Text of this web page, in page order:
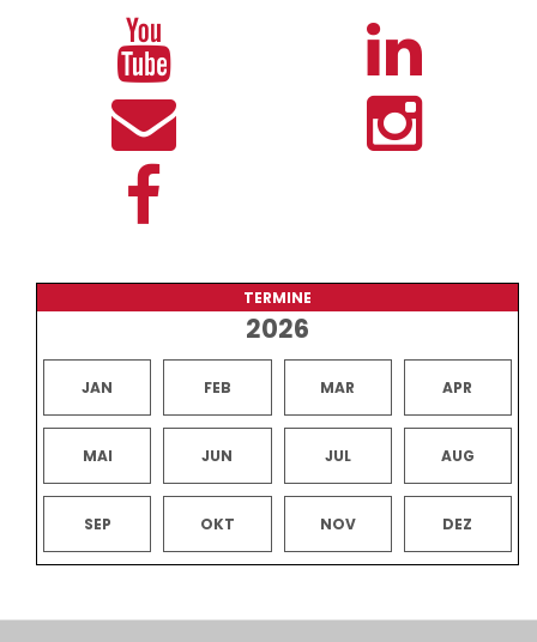
TERMINE
2026
JAN FEB MAR APR
MAI JUN JUL AUG
SEP OKT NOV DEZ